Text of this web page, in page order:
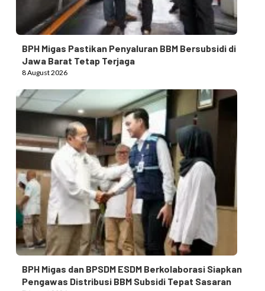
BPH Migas Pastikan Penyaluran BBM Bersubsidi di
Jawa Barat Tetap Terjaga
8 August 2026
BPH Migas dan BPSDM ESDM Berkolaborasi Siapkan
Pengawas Distribusi BBM Subsidi Tepat Sasaran